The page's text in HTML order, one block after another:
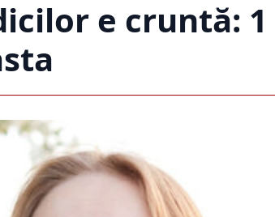
e cruntă: 1